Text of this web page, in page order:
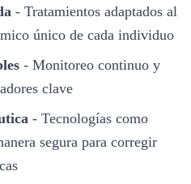
- Tratamientos adaptados al
único de cada individuo
- Monitoreo continuo y
clave
- Tecnologías como
segura para corregir